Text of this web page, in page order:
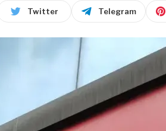
Twitter Telegram